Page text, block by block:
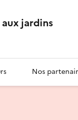
jardins
Nos